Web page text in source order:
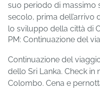
suo periodo di massimo
secolo, prima dell’arrivo
lo sviluppo della città di
PM: Continuazione del
Continuazione del
dello Sri Lanka. Check in
Colombo. Cena e